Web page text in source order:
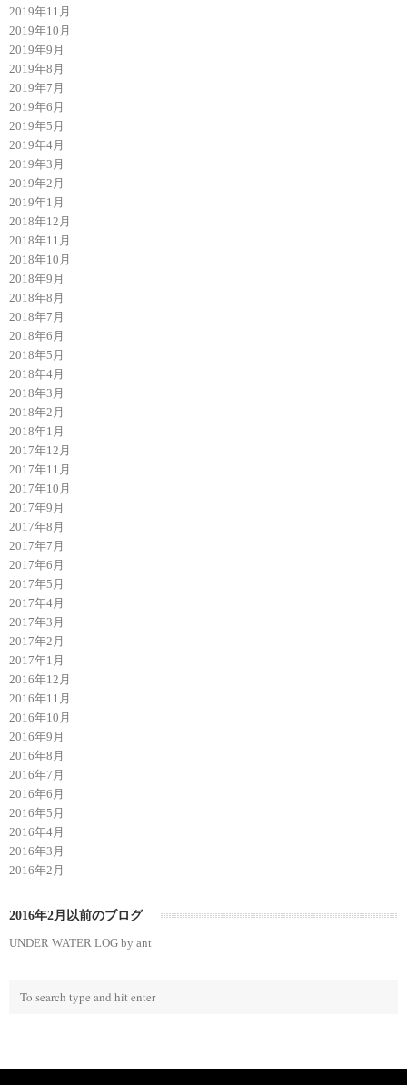
2019年11月
2019年10月
2019年9月
2019年8月
2019年7月
2019年6月
2019年5月
2019年4月
2019年3月
2019年2月
2019年1月
2018年12月
2018年11月
2018年10月
2018年9月
2018年8月
2018年7月
2018年6月
2018年5月
2018年4月
2018年3月
2018年2月
2018年1月
2017年12月
2017年11月
2017年10月
2017年9月
2017年8月
2017年7月
2017年6月
2017年5月
2017年4月
2017年3月
2017年2月
2017年1月
2016年12月
2016年11月
2016年10月
2016年9月
2016年8月
2016年7月
2016年6月
2016年5月
2016年4月
2016年3月
2016年2月
2016年2月以前のブログ
UNDER WATER LOG by ant